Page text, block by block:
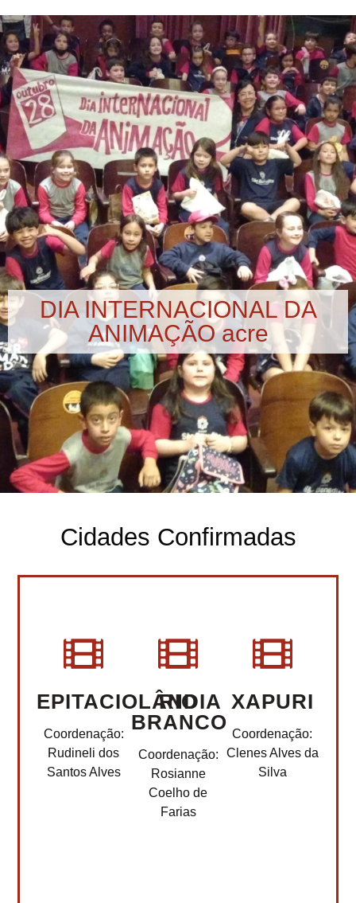
DIA INTERNACIONAL DA
ANIMAÇÃO acre
Cidades Confirmadas
EPITACIOLÂNDIA
Coordenação:
Rudineli dos
Santos Alves
RIO
BRANCO
Coordenação:
Rosianne
Coelho de
Farias
XAPURI
Coordenação:
Clenes Alves da
Silva